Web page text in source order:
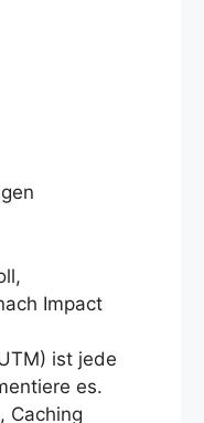
Impact
ist jede
es.
Caching